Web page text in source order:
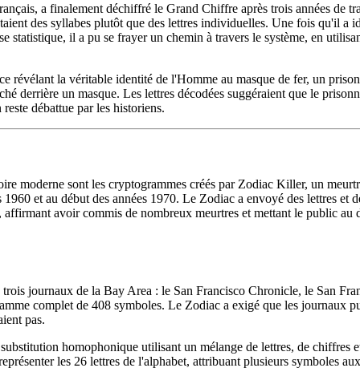
a finalement déchiffré le Grand Chiffre après trois années de
des syllabes plutôt que des lettres individuelles. Une fois qu'il a
statistique, il a pu se frayer un chemin à travers le système, en
révélant la véritable identité de l'Homme au masque de fer, un
derrière un masque. Les lettres décodées suggéraient que le
débattue par les historiens.
moderne sont les cryptogrammes créés par Zodiac Killer, un
et au début des années 1970. Le Zodiac a envoyé des lettres et
avoir commis de nombreux meurtres et mettant le public au
journaux de la Bay Area : le San Francisco Chronicle, le San
complet de 408 symboles. Le Zodiac a exigé que les journaux
pas.
homophonique utilisant un mélange de lettres, de chiffres
les 26 lettres de l'alphabet, attribuant plusieurs symboles